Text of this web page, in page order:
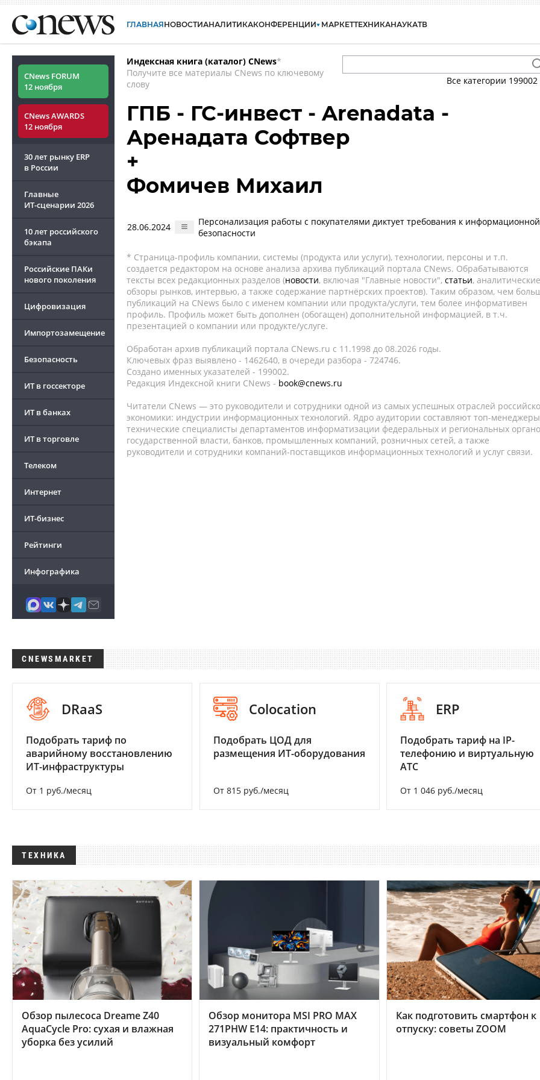
ГЛАВНАЯНОВОСТИАНАЛИТИКАКОНФЕРЕНЦИИ МАРКЕТТЕХНИКАНАУКАТВ
CNews FORUM
12 ноября
CNews AWARDS
12 ноября
30 лет рынку ERP
в России
Главные
ИТ-сценарии 2026
10 лет российского
бэкапа
Российские ПАКи
нового поколения
Цифровизация
Импортозамещение
Безопасность
ИТ в госсекторе
ИТ в банках
ИТ в торговле
Телеком
Интернет
ИТ-бизнес
Рейтинги
Инфографика
Индексная книга (каталог) CNews*
Получите все материалы CNews по ключевому
слову
Все категории 199002
ГПБ - ГС-инвест - Arenadata -
Аренадата Софтвер
+
Фомичев Михаил
28.06.2024
Персонализация работы с покупателями диктует требования к информационной
безопасности
* Страница-профиль компании, системы (продукта или услуги), технологии, персоны и т.п.
создается редактором на основе анализа архива публикаций портала CNews. Обрабатываются
тексты всех редакционных разделов (новости, включая "Главные новости", статьи, аналитические
обзоры рынков, интервью, а также содержание партнёрских проектов). Таким образом, чем
публикаций на CNews было с именем компании или продукта/услуги, тем более информативен
профиль. Профиль может быть дополнен (обогащен) дополнительной информацией, в т.ч.
презентацией о компании или продукте/услуге.
Обработан архив публикаций портала CNews.ru c 11.1998 до 08.2026 годы.
Ключевых фраз выявлено - 1462640, в очереди разбора - 724746.
Создано именных указателей - 199002.
Редакция Индексной книги CNews - book@cnews.ru
Читатели CNews — это руководители и сотрудники одной из самых успешных отраслей
экономики: индустрии информационных технологий. Ядро аудитории составляют топ-
технические специалисты департаментов информатизации федеральных и региональных
государственной власти, банков, промышленных компаний, розничных сетей, а также
руководители и сотрудники компаний-поставщиков информационных технологий и услуг связи.
CNEWSMARKET
DRaaS
Подобрать тариф по
аварийному восстановлению
ИТ-инфраструктуры
От 1 руб./месяц
Colocation
Подобрать ЦОД для
размещения ИТ-оборудования
От 815 руб./месяц
ERP
Подобрать тариф на IP-
телефонию и виртуальную
АТС
От 1 046 руб./месяц
ТЕХНИКА
Обзор пылесоса Dreame Z40
AquaCycle Pro: сухая и влажная
уборка без усилий
Обзор монитора MSI PRO MAX
271PHW E14: практичность и
визуальный комфорт
Как подготовить смартфон к
отпуску: советы ZOOM